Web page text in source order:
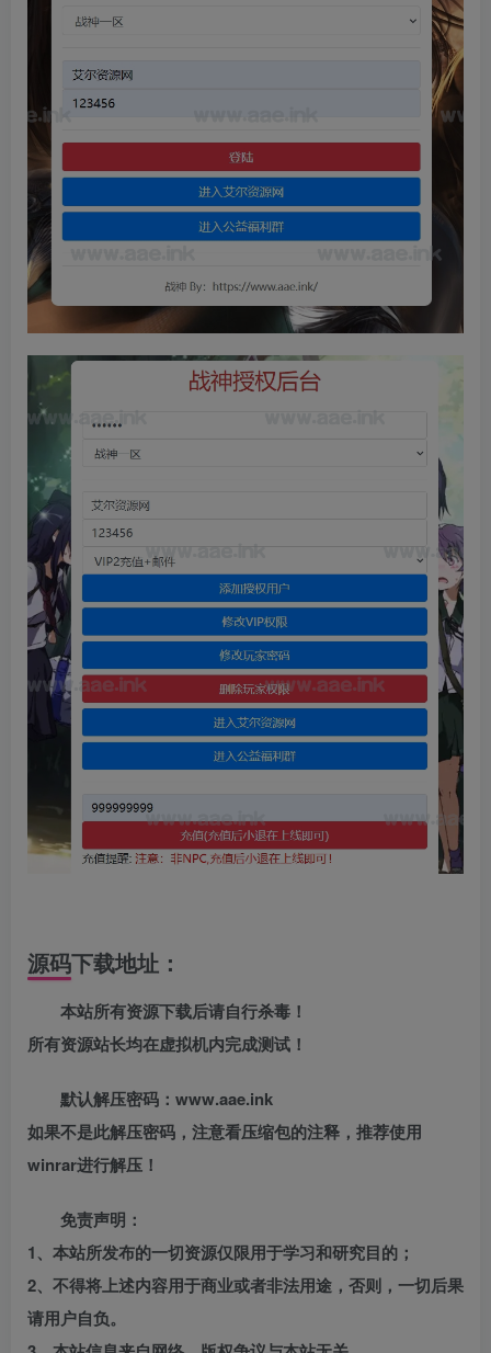
源码下载地址：
本站所有资源下载后请自行杀毒！
所有资源站长均在虚拟机内完成测试！
默认解压密码：www.aae.ink
如果不是此解压密码，注意看压缩包的注释，推荐使用
winrar进行解压！
免责声明：
1、本站所发布的一切资源仅限用于学习和研究目的；
2、不得将上述内容用于商业或者非法用途，否则，一切后果
请用户自负。